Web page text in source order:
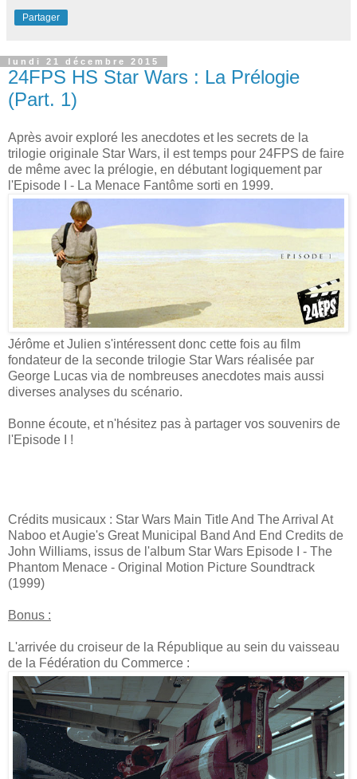
Partager
lundi 21 décembre 2015
24FPS HS Star Wars : La Prélogie
(Part. 1)
Après avoir exploré les anecdotes et les secrets de la
trilogie originale Star Wars, il est temps pour 24FPS de faire
de même avec la prélogie, en débutant logiquement par
l'Episode I - La Menace Fantôme sorti en 1999.
Jérôme et Julien s'intéressent donc cette fois au film
fondateur de la seconde trilogie Star Wars réalisée par
George Lucas via de nombreuses anecdotes mais aussi
diverses analyses du scénario.
Bonne écoute, et n'hésitez pas à partager vos souvenirs de
l'Episode I !
Crédits musicaux : Star Wars Main Title And The Arrival At
Naboo et Augie's Great Municipal Band And End Credits de
John Williams, issus de l'album Star Wars Episode I - The
Phantom Menace - Original Motion Picture Soundtrack
(1999)
Bonus :
L'arrivée du croiseur de la République au sein du vaisseau
de la Fédération du Commerce :